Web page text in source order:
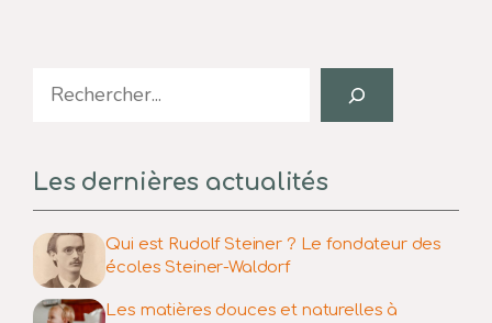
Search
Les dernières actualités
Qui est Rudolf Steiner ? Le fondateur des
écoles Steiner-Waldorf
Les matières douces et naturelles à